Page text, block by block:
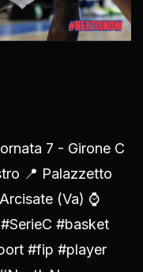
7 - Girone C
📍 Palazzetto
(Va) ⌚️
#basket
#fip #player